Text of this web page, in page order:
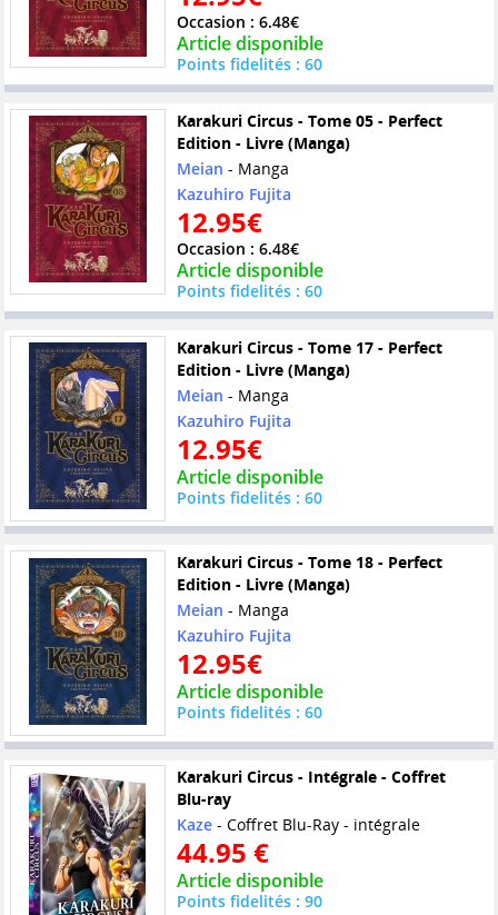
Occasion : 6.48€
Article disponible
Points fidelités : 60
Karakuri Circus - Tome 05 - Perfect
Edition - Livre (Manga)
Meian - Manga
Kazuhiro Fujita
12.95€
Occasion : 6.48€
Article disponible
Points fidelités : 60
Karakuri Circus - Tome 17 - Perfect
Edition - Livre (Manga)
Meian - Manga
Kazuhiro Fujita
12.95€
Article disponible
Points fidelités : 60
Karakuri Circus - Tome 18 - Perfect
Edition - Livre (Manga)
Meian - Manga
Kazuhiro Fujita
12.95€
Article disponible
Points fidelités : 60
Karakuri Circus - Intégrale - Coffret
Blu-ray
Kaze- Coffret Blu-Ray - intégrale
44.95 €
Article disponible
Points fidelités : 90